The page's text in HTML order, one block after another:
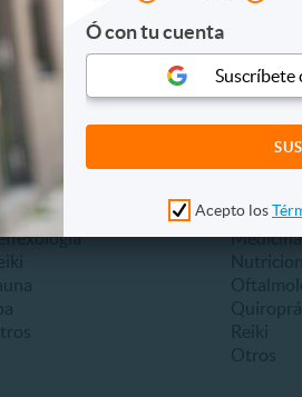
Ó con tu cuenta
Suscríbete
Acepto los
y Relajación
calientes
Control
Drenaje